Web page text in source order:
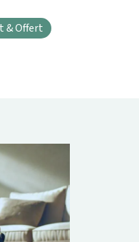
& Offert